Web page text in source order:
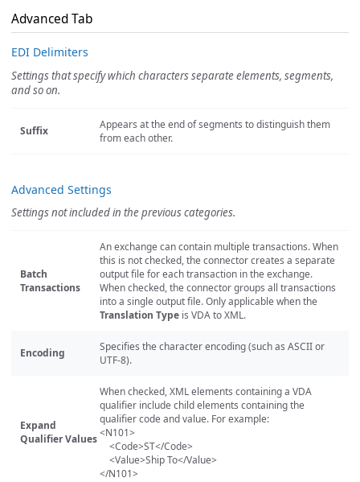
Advanced Tab
EDI Delimiters
Settings that specify which characters separate elements, segments,
and so on.
Suffix
Appears at the end of segments to distinguish them
from each other.
Advanced Settings
Settings not included in the previous categories.
Batch
Transactions
An exchange can contain multiple transactions. When
this is not checked, the connector creates a separate
output file for each transaction in the exchange.
When checked, the connector groups all transactions
into a single output file. Only applicable when the
Translation Type is VDA to XML.
Encoding
Specifies the character encoding (such as ASCII or
UTF-8).
Expand
Qualifier Values
When checked, XML elements containing a VDA
qualifier include child elements containing the
qualifier code and value. For example:
<N101>
<Code>ST</Code>
<Value>Ship To</Value>
</N101>